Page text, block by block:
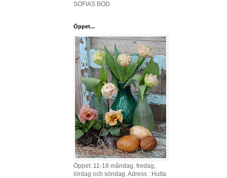
SOFIAS BOD
Öppet...
Öppet: 11-18 måndag, fredag,
lördag och söndag. Adress : Hulta